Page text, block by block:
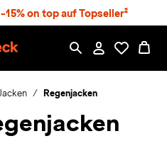
15% on top auf Topseller²
Regenjacken